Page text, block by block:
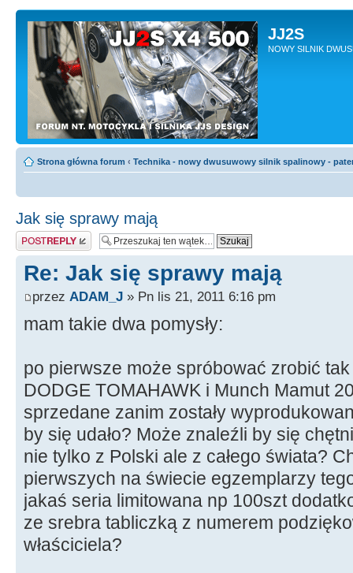
JJ2S
NOWY SILNIK
Strona główna forum ‹ Technika - nowy dwusuwowy silnik spalinowy -
Jak się sprawy mają
Odpowiedz
Re: Jak się sprawy mają
przez ADAM_J » Pn lis 21, 2011 6:16 pm
mam takie dwa pomysły:
po pierwsze może spróbować zrobić
DODGE TOMAHAWK i Munch Mamut
sprzedane zanim zostały
by się udało? Może znaleźli by się
nie tylko z Polski ale z całego świata?
pierwszych na świecie egzemplarzy
jakaś seria limitowana np 100szt
ze srebra tabliczką z numerem
właściciela?